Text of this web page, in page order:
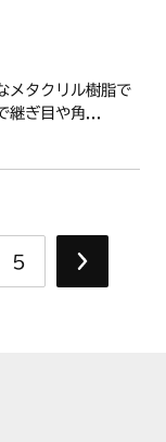
メタクリル樹脂で
継ぎ目や角...
5